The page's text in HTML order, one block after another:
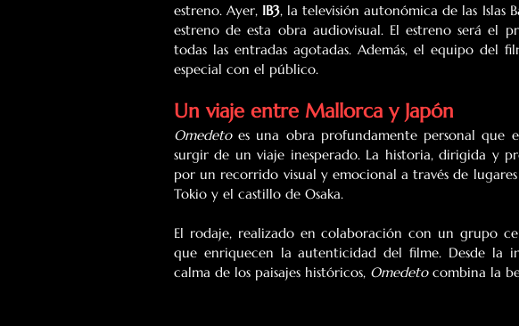
estreno. Ayer, IB3, la televisión autonómica de las Islas
estreno de esta obra audiovisual. El estreno será el
todas las entradas agotadas. Además, el equipo del
especial con el público.
Un viaje entre Mallorca y Japón
Omedeto es una obra profundamente personal que
surgir de un viaje inesperado. La historia, dirigida y
por un recorrido visual y emocional a través de
Tokio y el castillo de Osaka.
El rodaje, realizado en colaboración con un grupo
que enriquecen la autenticidad del filme. Desde la
calma de los paisajes históricos, Omedeto combina la